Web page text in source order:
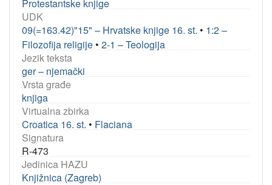
Protestantske knjige
UDK
09(=163.42)"15" – Hrvatske knjige 16. st. • 1:2 –
Filozofija religije • 2-1 – Teologija
Jezik teksta
ger – njemački
Vrsta građe
knjiga
Virtualna zbirka
Croatica 16. st. • Flaciana
Signatura
R-473
Jedinica HAZU
Knjižnica (Zagreb)